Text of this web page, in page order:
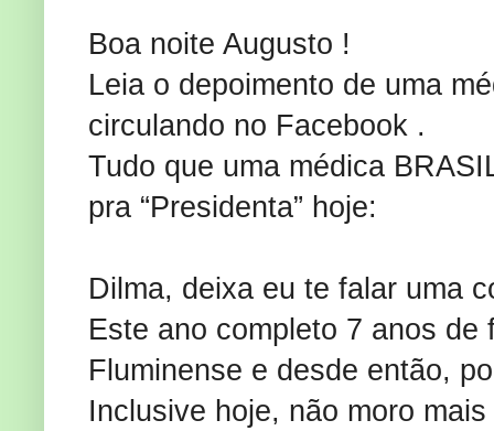
Boa noite Augusto !
Leia o depoimento de uma
circulando no Facebook .
Tudo que uma médica
pra “Presidenta” hoje:
Dilma, deixa eu te falar uma
Este ano completo 7 anos
Fluminense e desde então,
Inclusive hoje, não moro